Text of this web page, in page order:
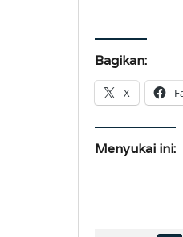
Bagikan:
X
Menyukai ini: